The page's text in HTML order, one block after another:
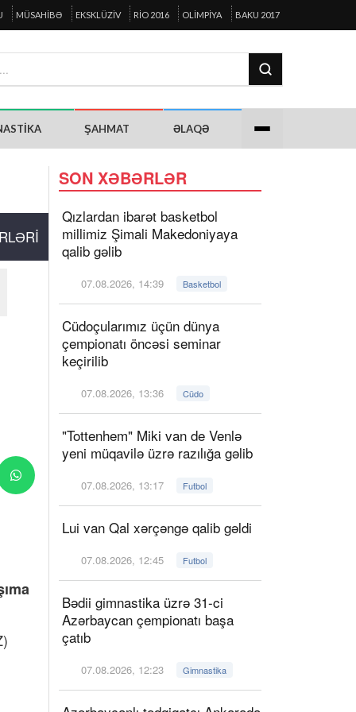
MÜSAHIBƏ EKSKLÜZIV RIO 2016 OLIMPIYA BAKU 2017
ŞAHMAT ƏLAQƏ
SON XƏBƏRLƏR
Qızlardan ibarət basketbol
millimiz Şimali Makedoniyaya
qalib gəlib
07.08.2026, 14:39 Basketbol
Cüdoçularımız üçün dünya
çempionatı öncəsi seminar
keçirilib
07.08.2026, 13:36 Cüdo
"Tottenhem" Miki van de Venlə
yeni müqavilə üzrə razılığa gəlib
07.08.2026, 13:17 Futbol
Lui van Qal xərçəngə qalib gəldi
07.08.2026, 12:45 Futbol
Bədii gimnastika üzrə 31-ci
Azərbaycan çempionatı başa
çatıb
07.08.2026, 12:23 Gimnastika